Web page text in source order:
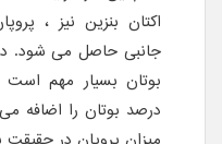
اکتان بنزین نیز ،
جانبی حاصل می شود. در
بوتان بسیار مهم است
درصد بوتان را اضافه